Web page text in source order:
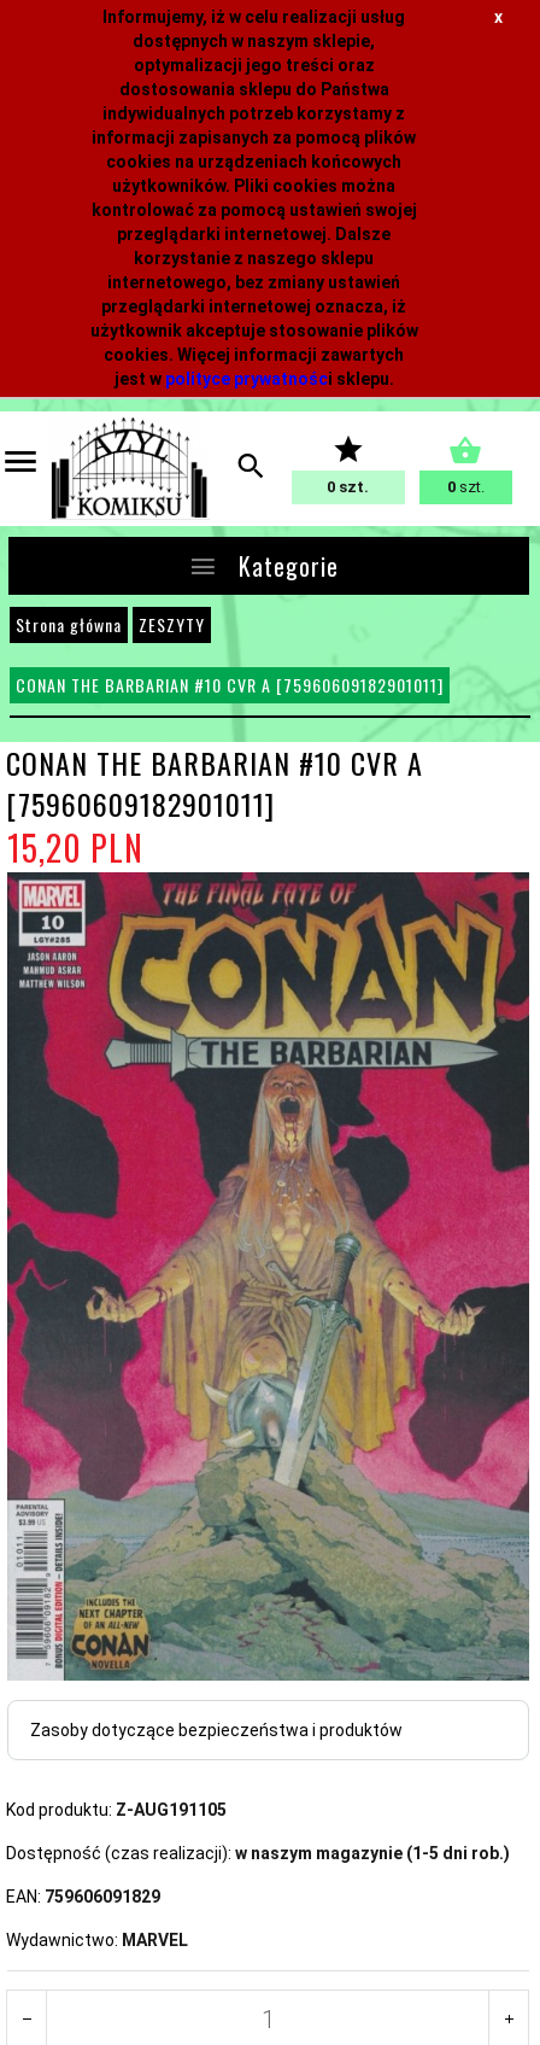
Informujemy, iż w celu realizacji usług
dostępnych w naszym sklepie,
optymalizacji jego treści oraz
dostosowania sklepu do Państwa
indywidualnych potrzeb korzystamy z
informacji zapisanych za pomocą plików
cookies na urządzeniach końcowych
użytkowników. Pliki cookies można
kontrolować za pomocą ustawień swojej
przeglądarki internetowej. Dalsze
korzystanie z naszego sklepu
internetowego, bez zmiany ustawień
przeglądarki internetowej oznacza, iż
użytkownik akceptuje stosowanie plików
cookies. Więcej informacji zawartych
jest w polityce prywatności sklepu.
x
0 0 szt.
Kategorie
Strona główna ZESZYTY
CONAN THE BARBARIAN #10 CVR A [75960609182901011]
CONAN THE BARBARIAN #10 CVR A
[75960609182901011]
15,20 PLN
Zasoby dotyczące bezpieczeństwa i produktów
Kod produktu: Z-AUG191105
Dostępność (czas realizacji): w naszym magazynie (1-5 dni rob.)
EAN: 759606091829
Wydawnictwo: MARVEL